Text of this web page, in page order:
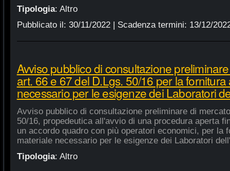
Tipologia: Altro
Pubblicato il: 30/11/2022| Scadenza termini: 13/12/
Avviso pubblico di consultazione
art. 66 e 67 del D.Lgs. 50/16 per la
necessario per le esigenze dei Laboratori
Avviso pubblico di consultazione preliminare di
50/16, propedeutica all'avvio di una procedura aperta
un accordo quadro con più operatori economici, per la
materiale necessario per le esigenze dei Laboratori
Tipologia: Altro